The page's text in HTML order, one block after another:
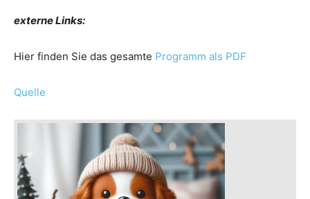
externe Links:
Hier finden Sie das gesamte Programm als PDF
Quelle